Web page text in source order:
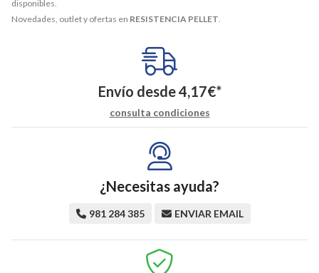
disponibles.
Novedades, outlet y ofertas en RESISTENCIA PELLET.
Envío desde4,17€*
consulta condiciones
¿Necesitas ayuda?
981 284 385 ENVIAR EMAIL